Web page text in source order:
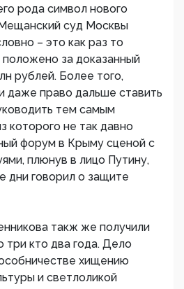
рода символ нового
суд Москвы
– это как раз то
положено за доказанный
рублей. Более того,
даже право дальше ставить
тем самым
которого не так давно
форум в Крыму сценой с
плюнув в лицо Путину,
дни говорил о защите
такж же получили
три кто два года. Дело
хищению
и светлоликой